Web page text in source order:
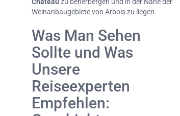
Château zu beherbergen und in der Nähe der
Weinanbaugebiete von Arbois zu liegen.
Was Man Sehen
Sollte und Was
Unsere
Reiseexperten
Empfehlen: